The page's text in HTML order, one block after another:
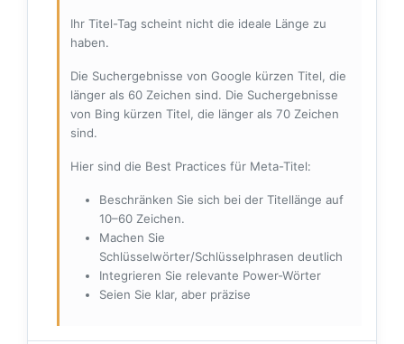
Ihr Titel-Tag scheint nicht die ideale Länge zu
haben.
Die Suchergebnisse von Google kürzen Titel, die
länger als 60 Zeichen sind. Die Suchergebnisse
von Bing kürzen Titel, die länger als 70 Zeichen
sind.
Hier sind die Best Practices für Meta-Titel:
Beschränken Sie sich bei der Titellänge auf
10–60 Zeichen.
Machen Sie
Schlüsselwörter/Schlüsselphrasen deutlich
Integrieren Sie relevante Power-Wörter
Seien Sie klar, aber präzise